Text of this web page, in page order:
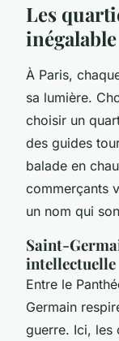
Les
inégalable
À Paris,
sa lumière.
choisir un
des guides
balade en
commerçants
un nom qui
Saint-
intellectuelle
Entre le
Germain
guerre. Ici, les